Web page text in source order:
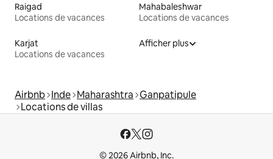
Raigad
Locations de vacances
Mahabaleshwar
Locations de vacances
Karjat
Locations de vacances
Afficher plus
Airbnb Inde Maharashtra Ganpatipule
Locations de villas
© 2026 Airbnb, Inc.